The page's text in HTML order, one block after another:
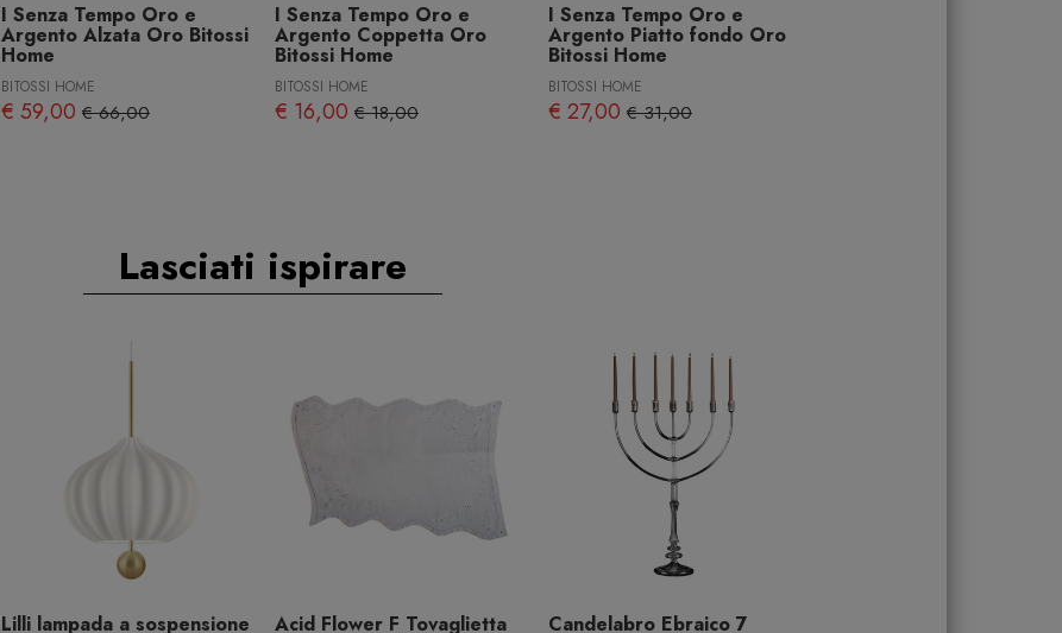
I Senza Tempo Oro e
Argento Alzata Oro Bitossi
Home
BITOSSI HOME
€ 59,00 € 66,00
I Senza Tempo Oro e
Argento Coppetta Oro
Bitossi Home
BITOSSI HOME
€ 16,00 € 18,00
I Senza Tempo Oro e
Argento Piatto fondo Oro
Bitossi Home
BITOSSI HOME
€ 27,00 € 31,00
Lasciati ispirare
Lilli lampada a sospensione Acid Flower F Tovaglietta Candelabro Ebraico 7